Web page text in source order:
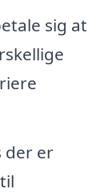
sig at
der er